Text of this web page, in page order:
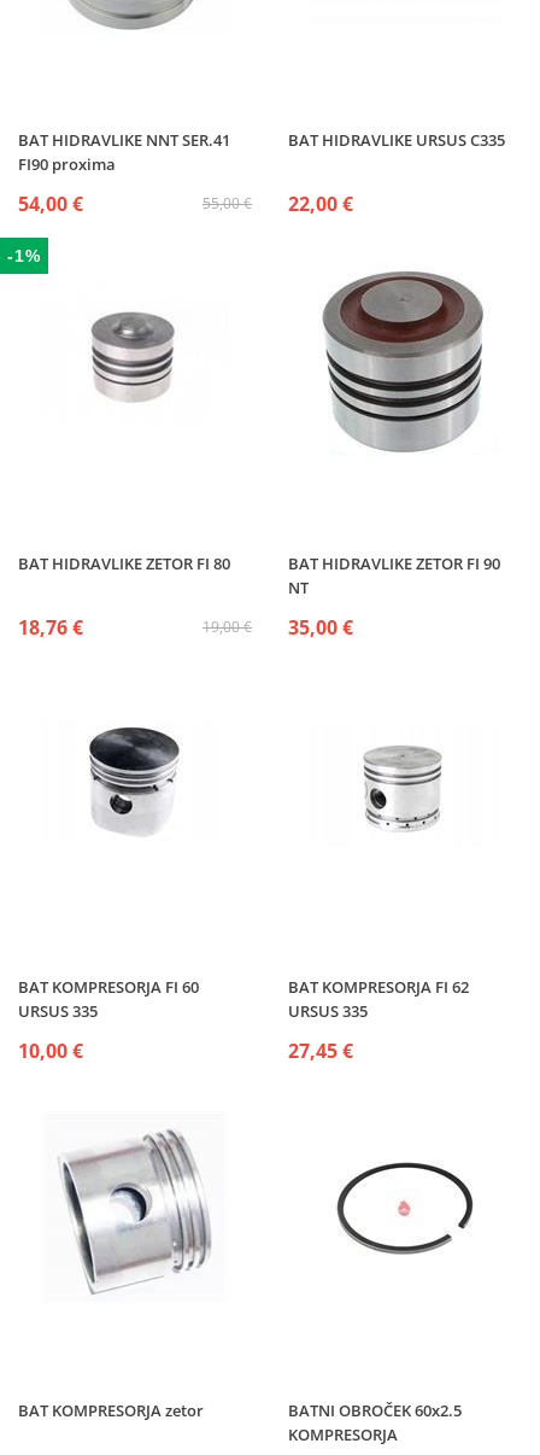
BAT HIDRAVLIKE NNT SER.41
FI90 proxima
55,00 €
54,00 €
BAT HIDRAVLIKE URSUS C335
22,00 €
-1%
BAT HIDRAVLIKE ZETOR FI 80
19,00 €
18,76 €
BAT HIDRAVLIKE ZETOR FI 90
NT
35,00 €
BAT KOMPRESORJA FI 60
URSUS 335
10,00 €
BAT KOMPRESORJA FI 62
URSUS 335
27,45 €
BAT KOMPRESORJA zetor
BATNI OBROČEK 60x2.5
KOMPRESORJA